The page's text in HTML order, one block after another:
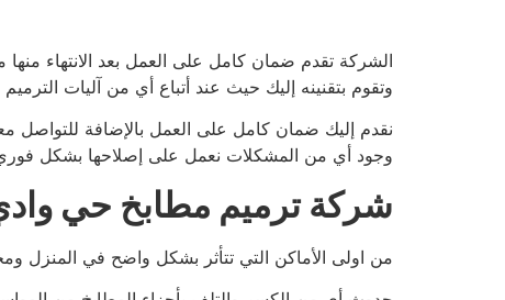
الشركة تقدم ضمان كامل على العمل بعد الانتهاء
وتقوم بتقنينه إليك حيث عند أتباع أي من آليات
نقدم إليك ضمان كامل على العمل بالإضافة للتواصل
وجود أي من المشكلات نعمل على إصلاحها بشكل
شركة ترميم مطابخ حي
من اولى الأماكن التي تتأثر بشكل واضح في المنزل